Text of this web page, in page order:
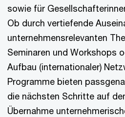
sowie für
Ob durch vertiefende
unternehmensrelevanten
Seminaren und Workshops
Aufbau (internationaler)
Programme bieten
die nächsten Schritte auf
Übernahme